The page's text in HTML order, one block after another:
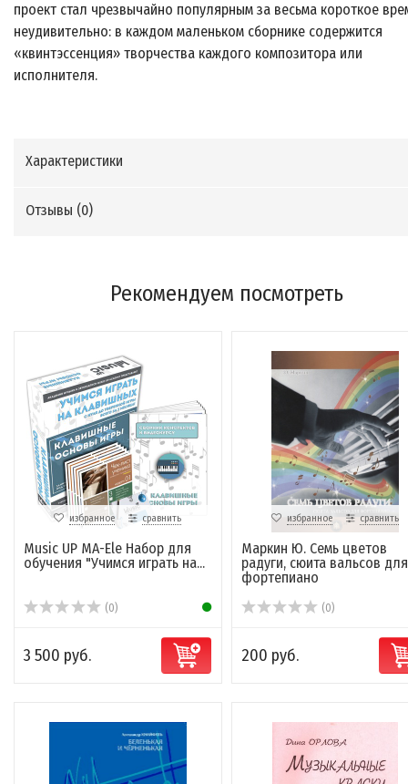
проект стал чрезвычайно популярным за весьма короткое
неудивительно: в каждом маленьком сборнике содержится
«квинтэссенция» творчества каждого композитора или
исполнителя.
Характеристики
Отзывы (0)
Рекомендуем посмотреть
избранное сравнить
Music UP MA-Ele Набор для
обучения "Учимся играть на...
(0)
3 500 руб.
избранное сравнить
Маркин Ю. Семь цветов
радуги, сюита вальсов для
фортепиано
(0)
200 руб.